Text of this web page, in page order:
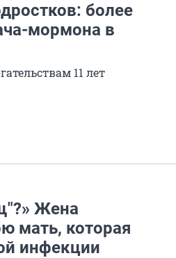
более
мормона в
11 лет
Жена
мать, которая
инфекции